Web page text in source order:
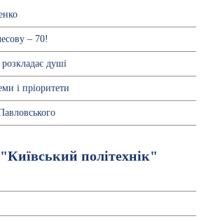
– 70!
душі
і пріоритети
політехнік"